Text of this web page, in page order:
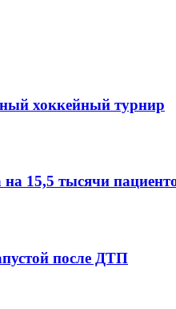
хоккейный турнир
15,5 тысячи
после ДТП